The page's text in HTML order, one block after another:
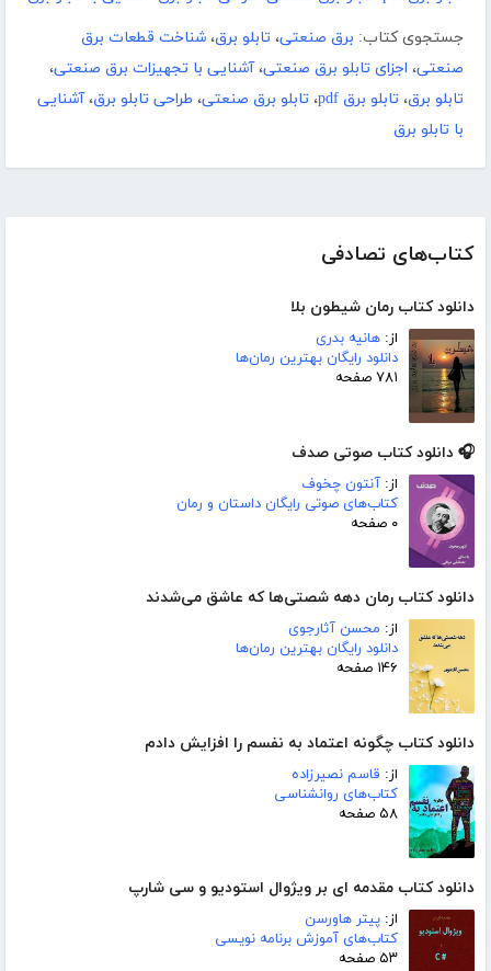
کتاب‌های تصادفی
دانلود کتاب رمان شیطون بلا
از: هانیه بدری
دانلود رایگان بهترین رمان‌ها
۷۸۱ صفحه
🎧 دانلود کتاب صوتی صدف
از: آنتون چخوف
کتاب‌های صوتی رایگان داستان و رمان
۰ صفحه
دانلود کتاب رمان دهه شصتی‌ها که عاشق می‌شدند
از: محسن آثارجوی
دانلود رایگان بهترین رمان‌ها
۱۴۶ صفحه
دانلود کتاب چگونه اعتماد به نفسم را افزایش دادم
از: قاسم نصیرزاده
کتاب‌های روانشناسی
۵۸ صفحه
دانلود کتاب مقدمه ای بر ویژوال استودیو و سی شارپ
از: پیتر هاورسن
کتاب‌های آموزش برنامه نویسی
۵۳ صفحه
جستجوی کتاب: برق صنعتی، تابلو برق، شناخت قطعات برق
صنعتی، اجزای تابلو برق صنعتی،آشنایی با تجهیزات برق صنعتی،
تابلو برق، تابلو برق pdf ، تابلو برق صنعتی، طراحی تابلو برق،آشنایی
با تابلو برق